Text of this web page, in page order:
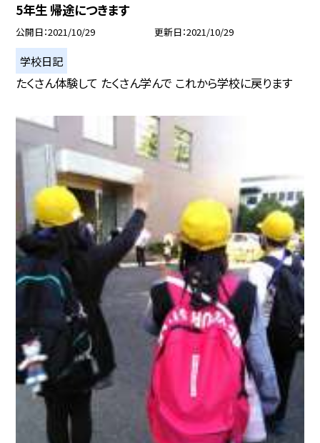
5年生 帰途につきます
公開日 2021/10/29 更新日 2021/10/29
学校日記
たくさん体験して たくさん学んで これから学校に戻ります